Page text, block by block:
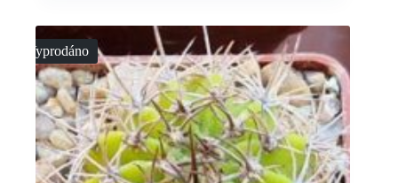
Vyprodáno